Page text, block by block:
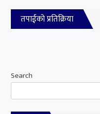
तपाईको प्रतिक्रिया
Search